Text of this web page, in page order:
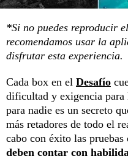
*Si no puedes reproducir
recomendamos usar la
disfrutar esta experiencia.
Cada box en el Desafío
dificultad y exigencia para
para nadie es un secreto
más retadores de todo el
cabo con éxito las
deben contar con